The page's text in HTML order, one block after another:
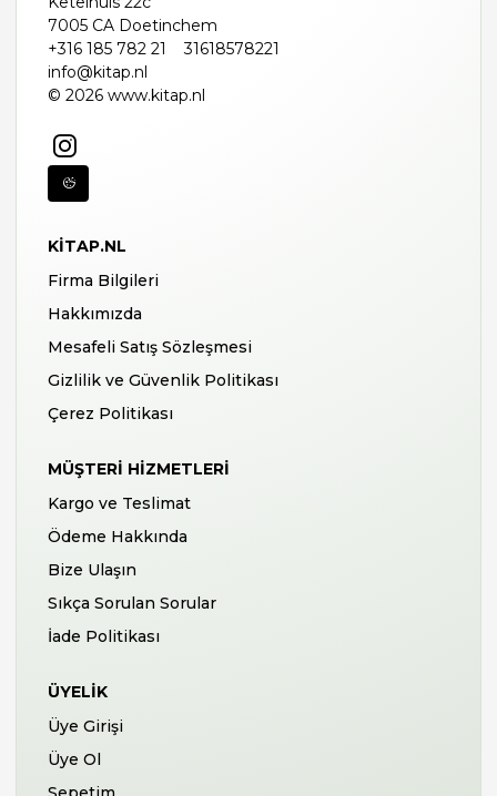
7005 CA Doetinchem
+316 185 782 21
31618578221
info@kitap.nl
© 2026 www.kitap.nl
KITAP.NL
Firma Bilgileri
Hakkımızda
Mesafeli Satış Sözleşmesi
Gizlilik ve Güvenlik Politikası
Çerez Politikası
MÜŞTERI HIZMETLERI
Kargo ve Teslimat
Ödeme Hakkında
Bize Ulaşın
Sıkça Sorulan Sorular
İade Politikası
ÜYELIK
Üye Girişi
Üye Ol